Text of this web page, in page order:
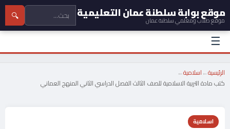
موقع بوابة سلطنة عمان التعليمية
موقع طلاب ومعلمي سلطنة عمان 🔍
☰
الرئيسية←اسلامية←
كتب مادة التربية الاسلامية للصف الثالث الفصل الدراسي الثاني المنهج العماني
اسلامية